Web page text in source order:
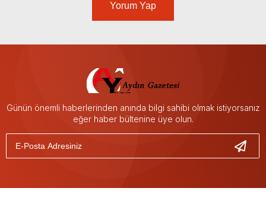
Yorum Yap
Günün önemli haberlerinden anında bilgi sahibi olmak istiyorsanız
eğer haber bültenine üye olun.